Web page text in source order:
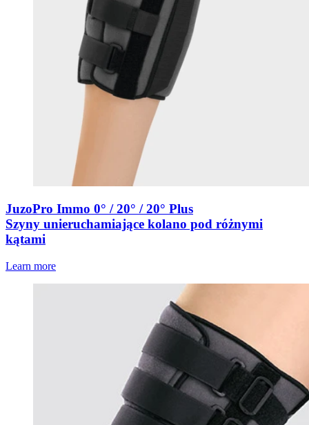
JuzoPro Immo 0° / 20° / 20° Plus
Szyny unieruchamiające kolano pod różnymi
kątami
Learn more